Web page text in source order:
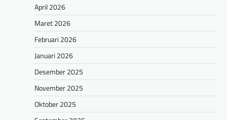
April 2026
Maret 2026
Februari 2026
Januari 2026
Desember 2025
November 2025
Oktober 2025